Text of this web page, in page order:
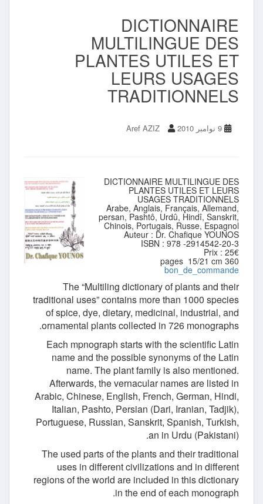
DICTIONNAIRE
MULTILINGUE DES
PLANTES UTILES ET
LEURS USAGES
TRADITIONNELS
9 نوامبر 2010 Aref AZIZ
DICTIONNAIRE MULTILINGUE DES
PLANTES UTILES ET LEURS
USAGES TRADITIONNELS
Arabe, Anglais, Français, Allemand,
persan, Pashtô, Urdû, Hindî, Sanskrit,
Chinois, Portugais, Russe, Espagnol
Auteur : Dr. Chafique YOUNOS
ISBN : 978 -2914542-20-3
Prix : 25€
360 pages 15/21 cm
bon_de_commande
The “Multiling dictionary of plants and their
traditional uses” contains more than 1000 species
of spice, dye, dietary, medicinal, industrial, and
ornamental plants collected in 726 monographs.
Each mpnograph starts with the scientific Latin
name and the possible synonyms of the Latin
name. The plant family is also mentioned.
Afterwards, the vernacular names are listed in
Arabic, Chinese, English, French, German, Hindi,
Italian, Pashto, Persian (Dari, Iranian, Tadjik),
Portuguese, Russian, Sanskrit, Spanish, Turkish,
an in Urdu (Pakistani).
The used parts of the plants and their traditional
uses in different civilizations and in different
regions of the world are included in this dictionary
in the end of each monograph.